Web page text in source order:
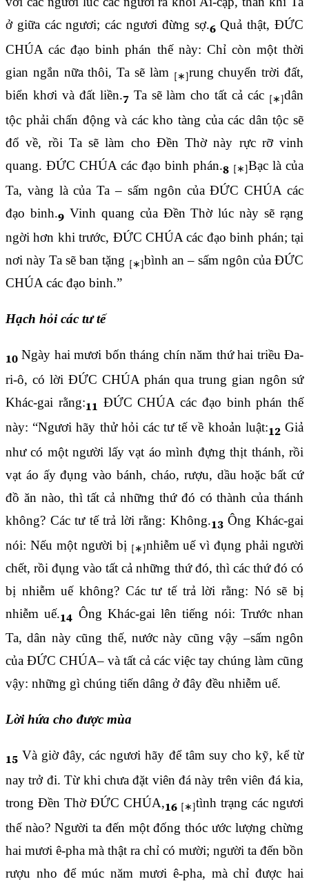
ở giữa các ngươi; các ngươi đừng sợ.6 Quả thật, ĐỨC
CHÚA các đạo binh phán thế này: Chỉ còn một thời
gian ngắn nữa thôi, Ta sẽ làm
rung chuyển trời đất,
biển khơi và đất liền.7Ta sẽ làm cho tất cả các
dân
tộc phải chấn động và các kho tàng của các dân tộc sẽ
đổ về, rồi Ta sẽ làm cho Đền Thờ này rực rỡ vinh
quang. ĐỨC CHÚA các đạo binh phán.8
Bạc là của
Ta, vàng là của Ta – sấm ngôn của ĐỨC CHÚA các
đạo binh.9Vinh quang của Đền Thờ lúc này sẽ rạng
ngời hơn khi trước, ĐỨC CHÚA các đạo binh phán; tại
nơi này Ta sẽ ban tặng
bình an – sấm ngôn của ĐỨC
CHÚA các đạo binh.”
Hạch hỏi các tư tế
10 Ngày hai mươi bốn tháng chín năm thứ hai triều Đa-
ri-ô, có lời ĐỨC CHÚA phán qua trung gian ngôn sứ
Khác-gai rằng:11 ĐỨC CHÚA các đạo binh phán thế
này: “Ngươi hãy thử hỏi các tư tế về khoản luật:12 Giả
như có một người lấy vạt áo mình đựng thịt thánh, rồi
vạt áo ấy đụng vào bánh, cháo, rượu, dầu hoặc bất cứ
đồ ăn nào, thì tất cả những thứ đó có thành của thánh
không? Các tư tế trả lời rằng: Không.13 Ông Khác-gai
nói: Nếu một người bị
nhiễm uế vì đụng phải người
chết, rồi đụng vào tất cả những thứ đó, thì các thứ đó có
bị nhiễm uế không? Các tư tế trả lời rằng: Nó sẽ bị
nhiễm uế.14 Ông Khác-gai lên tiếng nói: Trước nhan
Ta, dân này cũng thế, nước này cũng vậy –sấm ngôn
của ĐỨC CHÚA– và tất cả các việc tay chúng làm cũng
vậy: những gì chúng tiến dâng ở đây đều nhiễm uế.
Lời hứa cho được mùa
15 Và giờ đây, các ngươi hãy để tâm suy cho kỹ, kể từ
nay trở đi. Từ khi chưa đặt viên đá này trên viên đá kia,
trong Đền Thờ ĐỨC CHÚA,16
tình trạng các ngươi
thế nào? Người ta đến một đống thóc ước lượng chừng
hai mươi ê-pha mà thật ra chỉ có mười; người ta đến bồn
rượu nho để múc năm mươi ê-pha, mà chỉ được hai